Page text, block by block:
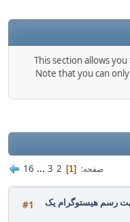
This section allows
Note that you can
صفحه 1
2
3
...
16
#1
رسم هیستوگرام یک